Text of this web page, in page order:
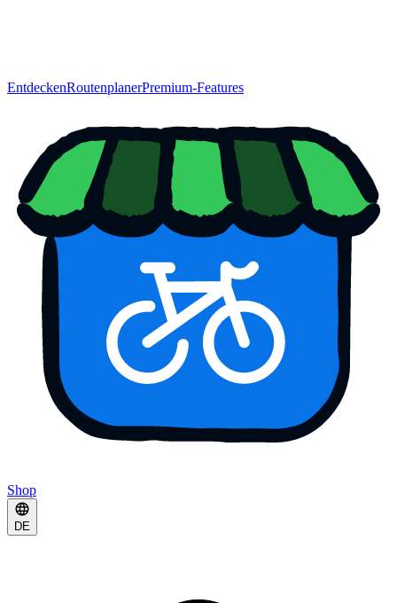
EntdeckenRoutenplanerPremium-Features
Shop
DE